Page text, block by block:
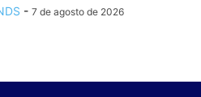
- 7 de agosto de 2026